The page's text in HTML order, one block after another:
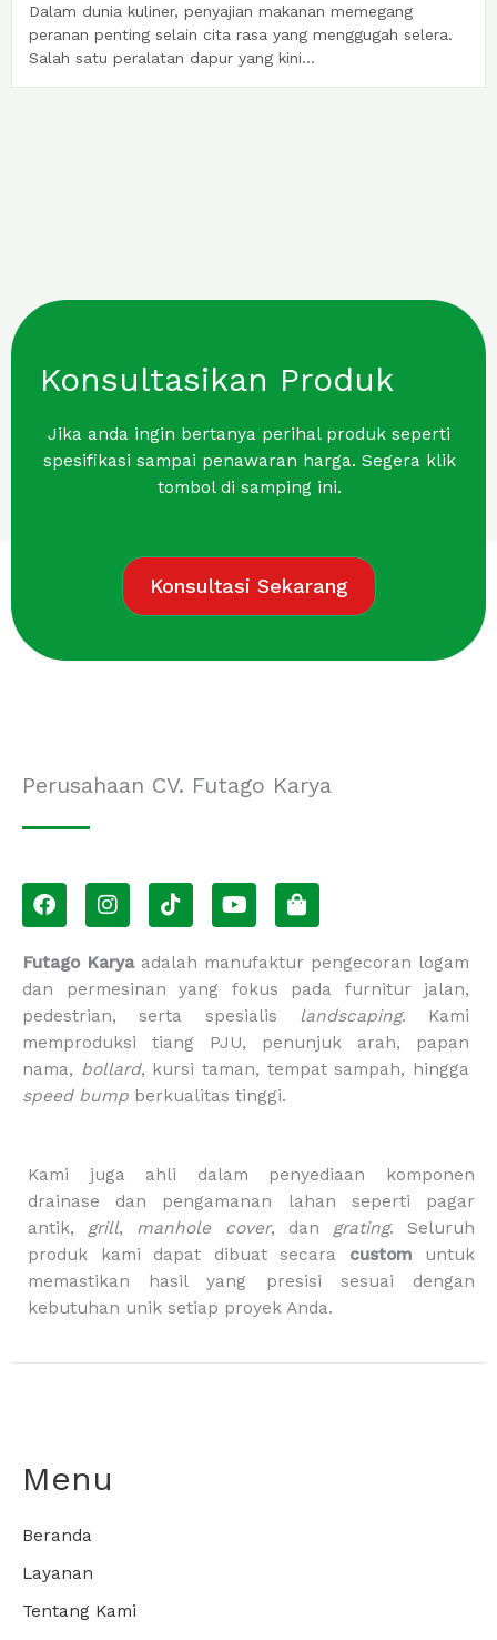
Dalam dunia kuliner, penyajian makanan memegang
peranan penting selain cita rasa yang menggugah selera.
Salah satu peralatan dapur yang kini...
Konsultasikan Produk
Jika anda ingin bertanya perihal produk seperti
spesifikasi sampai penawaran harga. Segera klik
tombol di samping ini.
Konsultasi Sekarang
Perusahaan CV. Futago Karya
F
a
e
b
o
o
k
I
n
t
a
g
r
a
m
T
i
t
o
k
Y
o
t
u
b
e
S
h
p
p
i
n
g
-
Futago Karyaadalah manufaktur pengecoran logam
dan permesinan yang fokus pada furnitur jalan,
pedestrian, serta spesialis landscaping. Kami
memproduksi tiang PJU, penunjuk arah, papan
nama, bollard, kursi taman, tempat sampah, hingga
speed bump berkualitas tinggi.
Kami juga ahli dalam penyediaan komponen
drainase dan pengamanan lahan seperti pagar
antik, grill, manhole cover, dan grating. Seluruh
produk kami dapat dibuat secara custom untuk
memastikan hasil yang presisi sesuai dengan
kebutuhan unik setiap proyek Anda.
Menu
Beranda
Layanan
Tentang Kami